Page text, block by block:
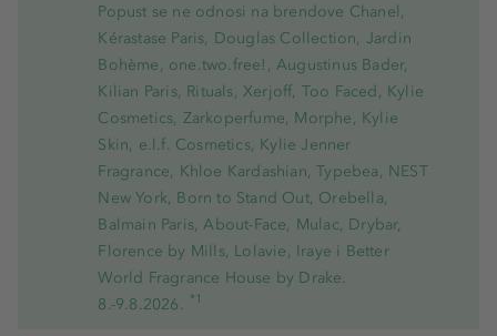
Popust se ne odnosi na brendove Chanel,
Kérastase Paris, Douglas Collection, Jardin
Bohème, one.two.free!, Augustinus Bader,
Kilian Paris, Rituals, Xerjoff, Too Faced, Kylie
Cosmetics, Zarkoperfume, Morphe, Kylie
Skin, e.l.f. Cosmetics, Kylie Jenner
Fragrance, Khloe Kardashian, Typebea, NEST
New York, Born to Stand Out, Orebella,
Balmain Paris, About-Face, Mulac, Drybar,
Florence by Mills, Lolavie, Iraye i Better
World Fragrance House by Drake.
8.-9.8.2026. *1